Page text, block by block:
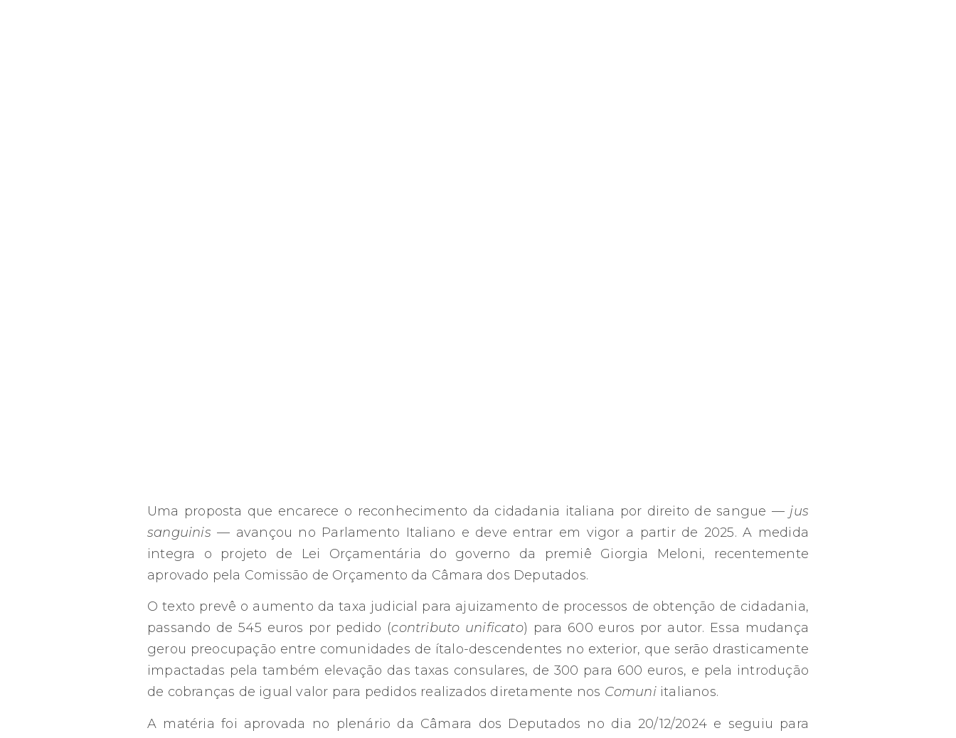
Uma proposta que encarece o reconhecimento da cidadania italiana por direito de sangue — jus
sanguinis — avançou no Parlamento Italiano e deve entrar em vigor a partir de 2025. A medida
integra o projeto de Lei Orçamentária do governo da premiê Giorgia Meloni, recentemente
aprovado pela Comissão de Orçamento da Câmara dos Deputados.
O texto prevê o aumento da taxa judicial para ajuizamento de processos de obtenção de cidadania,
passando de 545 euros por pedido (contributo unificato) para 600 euros por autor. Essa mudança
gerou preocupação entre comunidades de ítalo-descendentes no exterior, que serão drasticamente
impactadas pela também elevação das taxas consulares, de 300 para 600 euros, e pela introdução
de cobranças de igual valor para pedidos realizados diretamente nos Comuniitalianos.
A matéria foi aprovada no plenário da Câmara dos Deputados no dia 20/12/2024 e seguiu para